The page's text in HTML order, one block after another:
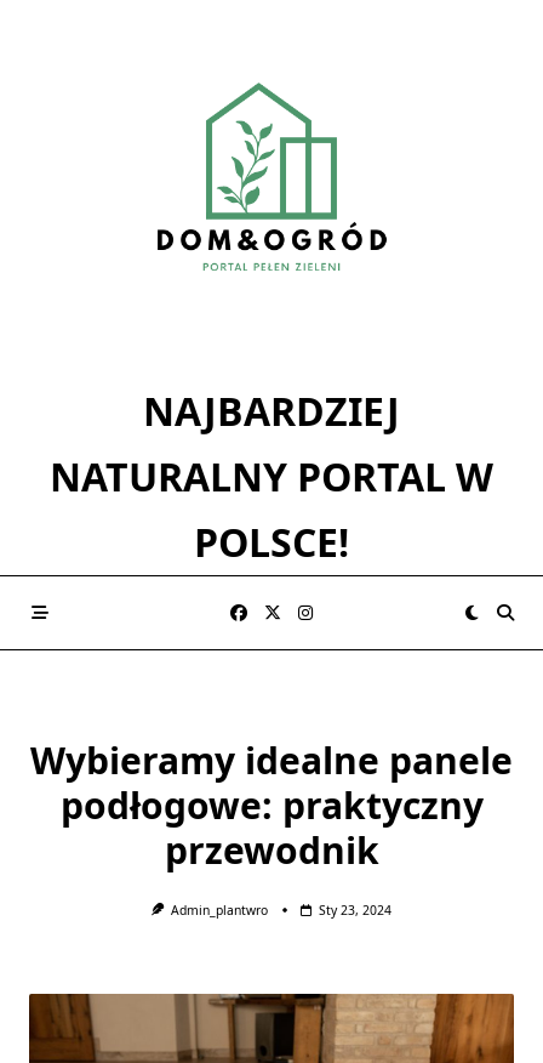
NAJBARDZIEJ
NATURALNY PORTAL W
POLSCE!
Wybieramy idealne panele
podłogowe: praktyczny
przewodnik
Admin_plantwro Sty 23, 2024